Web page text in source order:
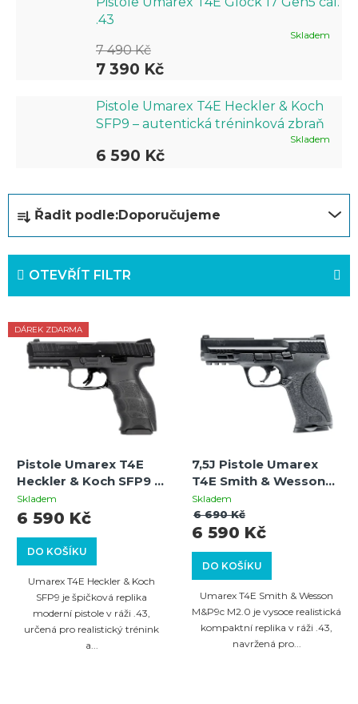
.43
Skladem
7 390 Kč
7 490 Kč
Pistole Umarex T4E Heckler & Koch
SFP9 – autentická tréninková zbraň
Skladem
6 590 Kč
z
e
í
k
ů
Řadit podle:Doporučujeme
OTEVŘÍT FILTR
V
o
d
DÁREK ZDARMA
Pistole Umarex T4E
Heckler & Koch SFP9 –
autentická tréninková
zbraň
Skladem
DO KOŠÍKU
6 590 Kč
Umarex T4E Heckler & Koch
SFP9 je špičková replika
moderní pistole v ráži .43,
určená pro realistický trénink
a...
7,5J Pistole Umarex
T4E Smith & Wesson
M&P9c M2.0 –
kompaktní tréninková
zbraň
Skladem
DO KOŠÍKU
6 590 Kč
6 690 Kč
Umarex T4E Smith & Wesson
M&P9c M2.0 je vysoce realistická
kompaktní replika v ráži .43,
navržená pro...